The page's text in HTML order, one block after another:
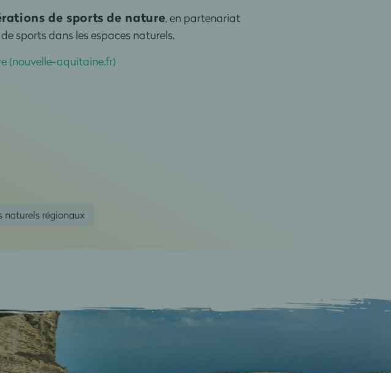
de sports de nature, en partenariat
sports dans les espaces naturels.
(nouvelle-aquitaine.fr)
naturels régionaux